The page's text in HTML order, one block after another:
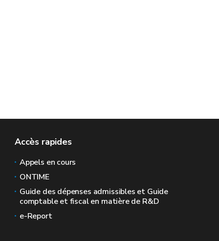
Accès rapides
Appels en cours
ONTIME
Guide des dépenses admissibles et Guide
comptable et fiscal en matière de R&D
e-Report